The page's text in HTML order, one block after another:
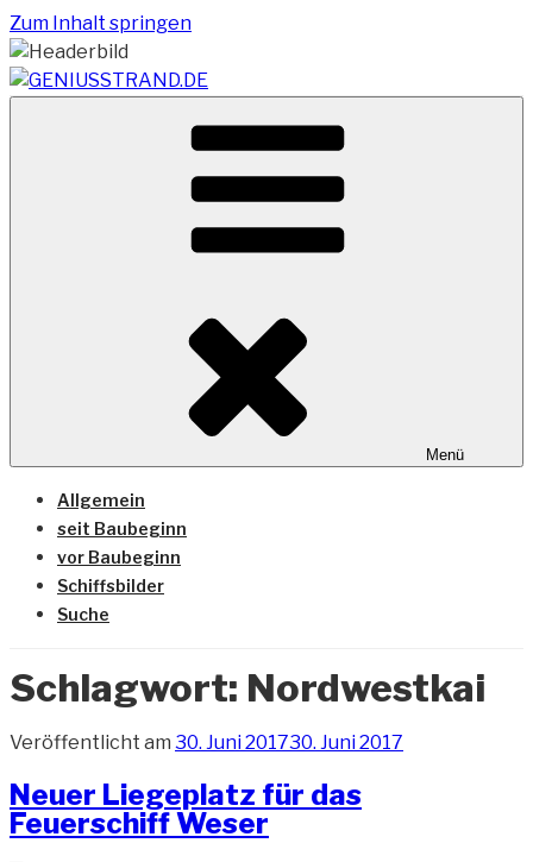
Zum Inhalt springen
GENIUSSTRAND.DE
Vom Geniusstrand zum JadeWeserPort/Container
Terminal Wilhelmshaven
Menü
Allgemein
seit Baubeginn
vor Baubeginn
Schiffsbilder
Suche
Schlagwort: Nordwestkai
Veröffentlicht am 30. Juni 201730. Juni 2017
Neuer Liegeplatz für das
Feuerschiff Weser